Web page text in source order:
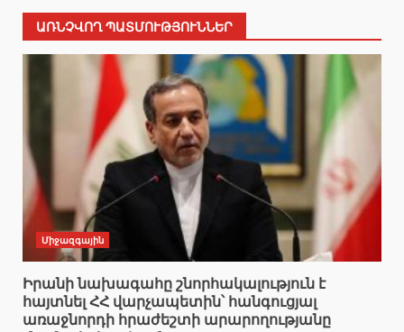
ԱՌՆՉՎՈՂ ՊԱՏՄՈՒԹՅՈՒՆՆԵՐ
Միջազգային
Իրանի նախագահը շնորհակալություն է
հայտնել ՀՀ վարչապետին՝ հանգուցյալ
առաջնորդի հրաժեշտի արարողությանը